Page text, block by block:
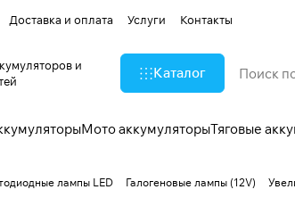
Доставка и оплата Услуги Контакты
и
Каталог
Мото аккумуляторыТяговые
лампы LED Галогеновые лампы (12V)